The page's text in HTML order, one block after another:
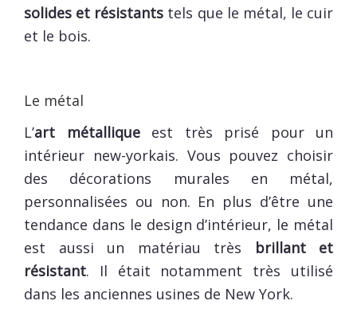
solides et résistants tels que le métal, le cuir
et le bois.
Le métal
L’art métalliqueest très prisé pour un
intérieur new-yorkais. Vous pouvez choisir
des décorations murales en métal,
personnalisées ou non. En plus d’être une
tendance dans le design d’intérieur, le métal
est aussi un matériau très
brillant et
résistant. Il était notamment très utilisé
dans les anciennes usines de New York.